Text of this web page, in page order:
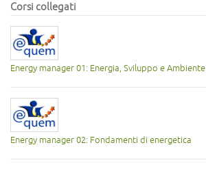
Corsi collegati
Energy manager 01: Energia, Sviluppo e Ambiente
Energy manager 02: Fondamenti di energetica